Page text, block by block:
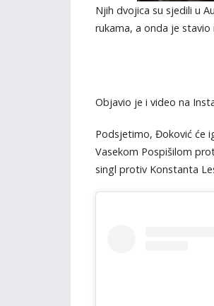
Njih dvojica su sjedili u
rukama, a onda je
Objavio je i video na
Podsjetimo, Đoković će
Vasekom Pospišilom
singl protiv Konstanta